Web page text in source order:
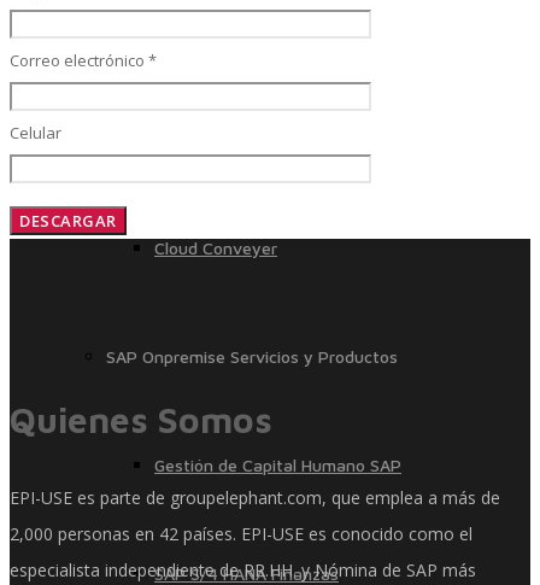
Cloud Conveyer
SAP Onpremise Servicios y Productos
Gestión de Capital Humano SAP
SAP S/4 HANA Finanzas
Correo electrónico *
Celular
Quienes Somos
EPI-USE es parte de groupelephant.com, que emplea a más de
2,000 personas en 42 países. EPI-USE es conocido como el
especialista independiente de RR.HH. y Nómina de SAP más